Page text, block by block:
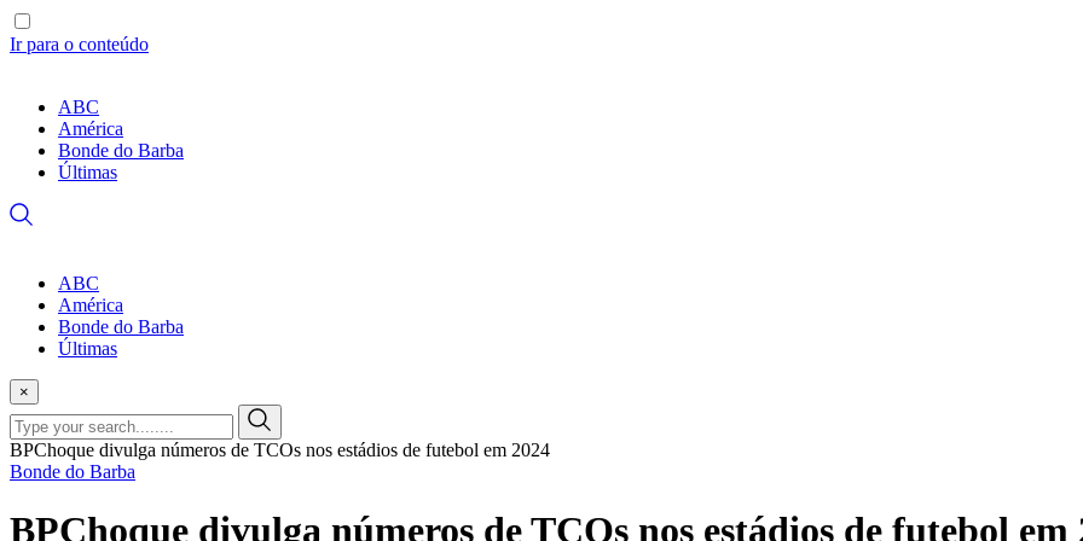
Ir para o conteúdo
ABC
América
Bonde do Barba
Últimas
ABC
América
Bonde do Barba
Últimas
×
BPChoque divulga números de TCOs nos estádios de futebol em 2024
Bonde do Barba
BPChoque divulga números de TCOs nos estádios de futebol em